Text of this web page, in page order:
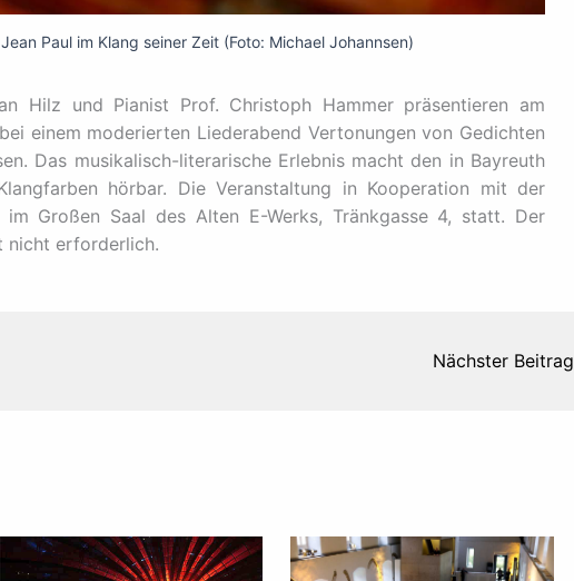
Paul im Klang seiner Zeit (Foto: Michael Johannsen)
Hilz und Pianist Prof. Christoph Hammer präsentieren am
einem moderierten Liederabend Vertonungen von Gedichten
Das musikalisch-literarische Erlebnis macht den in Bayreuth
hörbar. Die Veranstaltung in Kooperation mit der
Großen Saal des Alten E-Werks, Tränkgasse 4, statt. Der
nicht erforderlich.
Nächster Beitrag